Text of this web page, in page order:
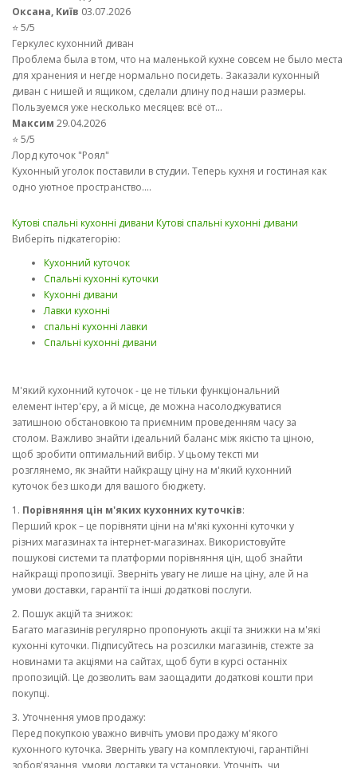
Оксана, Київ 03.07.2026
⭐ 5/5
Геркулес кухонний диван
Проблема была в том, что на маленькой кухне совсем не было места
для хранения и негде нормально посидеть. Заказали кухонный
диван с нишей и ящиком, сделали длину под наши размеры.
Пользуемся уже несколько месяцев: всё от...
Максим 29.04.2026
⭐ 5/5
Лорд куточок "Роял"
Кухонный уголок поставили в студии. Теперь кухня и гостиная как
одно уютное пространство....
Кутові спальні кухонні дивани Кутові спальні кухонні дивани
Виберіть підкатегорію:
Кухонний куточок
Спальні кухонні куточки
Кухонні дивани
Лавки кухонні
спальні кухонні лавки
Спальні кухонні дивани
М'який кухонний куточок - це не тільки функціональний
елемент інтер'єру, а й місце, де можна насолоджуватися
затишною обстановкою та приємним проведенням часу за
столом. Важливо знайти ідеальний баланс між якістю та ціною,
щоб зробити оптимальний вибір. У цьому тексті ми
розглянемо, як знайти найкращу ціну на м'який кухонний
куточок без шкоди для вашого бюджету.
1. Порівняння цін м'яких кухонних куточків:
Перший крок – це порівняти ціни на м'які кухонні куточки у
різних магазинах та інтернет-магазинах. Використовуйте
пошукові системи та платформи порівняння цін, щоб знайти
найкращі пропозиції. Зверніть увагу не лише на ціну, але й на
умови доставки, гарантії та інші додаткові послуги.
2. Пошук акцій та знижок:
Багато магазинів регулярно пропонують акції та знижки на м'які
кухонні куточки. Підписуйтесь на розсилки магазинів, стежте за
новинами та акціями на сайтах, щоб бути в курсі останніх
пропозицій. Це дозволить вам заощадити додаткові кошти при
покупці.
3. Уточнення умов продажу:
Перед покупкою уважно вивчіть умови продажу м'якого
кухонного куточка. Зверніть увагу на комплектуючі, гарантійні
зобов'язання, умови доставки та установки. Уточніть, чи